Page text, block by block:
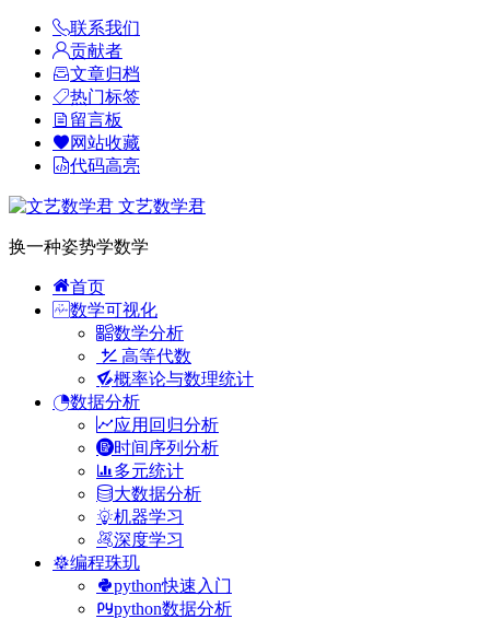
联系我们
贡献者
文章归档
热门标签
留言板
网站收藏
代码高亮
文艺数学君
换一种姿势学数学
首页
数学可视化
数学分析
高等代数
概率论与数理统计
数据分析
应用回归分析
时间序列分析
多元统计
大数据分析
机器学习
深度学习
编程珠玑
python快速入门
python数据分析